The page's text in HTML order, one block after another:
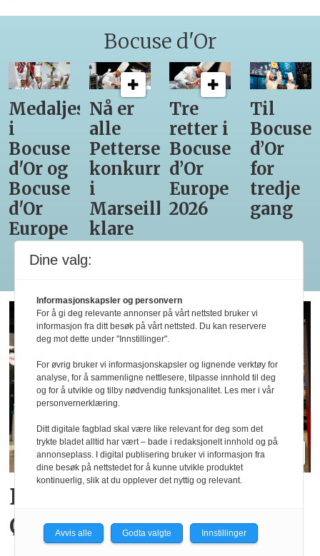
Bocuse d'Or
Medaljestatistikk
i
Bocuse
d'Or og
Bocuse
d'Or
Europe
Nå er
alle
Pettersens
konkurrenter
i
Marseille
klare
Tre
retter i
Bocuse
d’Or
Europe
2026
Til
Bocuse
d’Or
for
tredje
gang
Big Bite vil doble på
Østlandet innen tre år
Dine valg:
Informasjonskapsler og personvern
For å gi deg relevante annonser på vårt nettsted bruker vi
informasjon fra ditt besøk på vårt nettsted. Du kan reservere
deg mot dette under "Innstillinger".
For øvrig bruker vi informasjonskapsler og lignende verktøy for
analyse, for å sammenligne nettlesere, tilpasse innhold til deg
og for å utvikle og tilby nødvendig funksjonalitet. Les mer i vår
personvernerklæring.
Ditt digitale fagblad skal være like relevant for deg som det
trykte bladet alltid har vært – bade i redaksjonelt innhold og på
annonseplass. I digital publisering bruker vi informasjon fra
dine besøk på nettstedet for å kunne utvikle produktet
kontinuerlig, slik at du opplever det nyttig og relevant.
Avvis alle Godta valgte Innstillinger